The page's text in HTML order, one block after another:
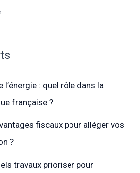
l’énergie : quel rôle dans la
française ?
fiscaux pour alléger vos
?
travaux prioriser pour